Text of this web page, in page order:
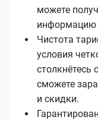
можете
информацию
Чистота
условия
сможете
и скидки.